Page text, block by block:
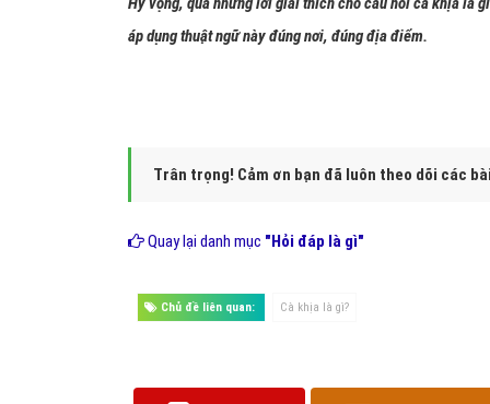
áp dụng thuật ngữ này đúng nơi, đúng địa điểm.
Trân trọng! Cảm ơn bạn đã luôn theo dõi các
Quay lại danh mục "Hỏi đáp là gì"
Chủ đề liên quan: Cà khịa là gì?